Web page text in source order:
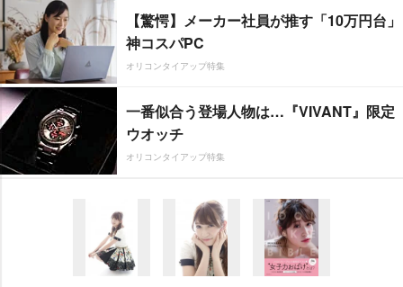
【驚愕】メーカー社員が推す「10万円台」
神コスパPC
オリコンタイアップ特集
一番似合う登場人物は…『VIVANT』限定
ウオッチ
オリコンタイアップ特集